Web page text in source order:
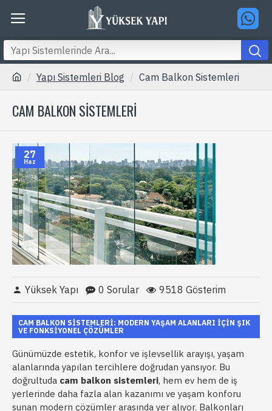
Yapı Sistemleri Blog Cam Balkon Sistemleri
CAM BALKON SISTEMLERI
27
Haz
Yüksek Yapı 0 Sorular 9518 Gösterim
CAM BALKON SISTEMLERI: MODERN YAŞAM ALANLARI İÇIN ŞIK
VE FONKSIYONEL ÇÖZÜMLER
Günümüzde estetik, konfor ve işlevsellik arayışı, yaşam
alanlarında yapılan tercihlere doğrudan yansıyor. Bu
doğrultuda cam balkon sistemleri, hem ev hem de iş
yerlerinde daha fazla alan kazanımı ve yaşam konforu
sunan modern çözümler arasında yer alıyor. Balkonları